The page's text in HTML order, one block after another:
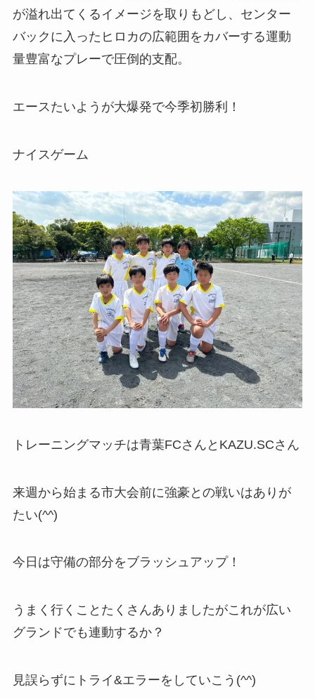
が溢れ出てくるイメージを取りもどし、センター
バックに入ったヒロカの広範囲をカバーする運動
量豊富なプレーで圧倒的支配。
エースたいようが大爆発で今季初勝利！
ナイスゲーム
トレーニングマッチは青葉FCさんとKAZU.SCさん
来週から始まる市大会前に強豪との戦いはありが
たい(^^)
今日は守備の部分をブラッシュアップ！
うまく行くことたくさんありましたがこれが広い
グランドでも連動するか？
見誤らずにトライ&エラーをしていこう(^^)